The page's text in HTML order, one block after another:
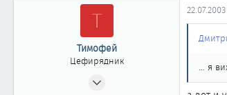
Т
Тимофей
Цефирядник
22.07.2003
... я